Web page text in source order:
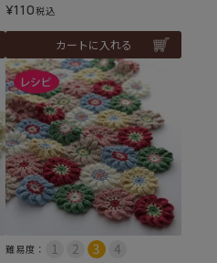
¥110税込
カートに入れる
難易度：